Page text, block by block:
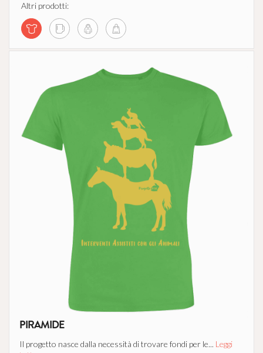
Altri prodotti:
PIRAMIDE
Il progetto nasce dalla necessità di trovare fondi per le... Leggi